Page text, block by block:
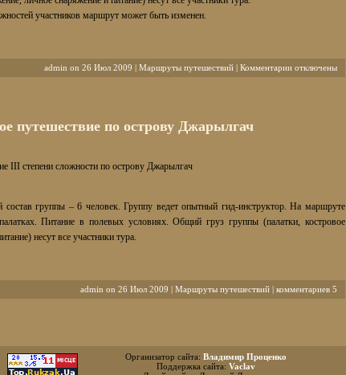
участников маршрут может быть изменен.
admin on 26 Июл 2009 | Маршруты путешествий| Комментариикотключены
путешествие по острову Джарылгач
III степени сложности по острову Джарылгач
группы – 6 человек. Группу ведет опытный гид-инструктор. На маршруте
Питание в полевых условиях. Общий груз группы (палатки, костровое
несут все участники тура.
admin on 26 Июл 2009 | Маршруты путешествий| комментариев 5
Организатор сайта: Владимир Проценко
Поддержка сайта: Vaclav